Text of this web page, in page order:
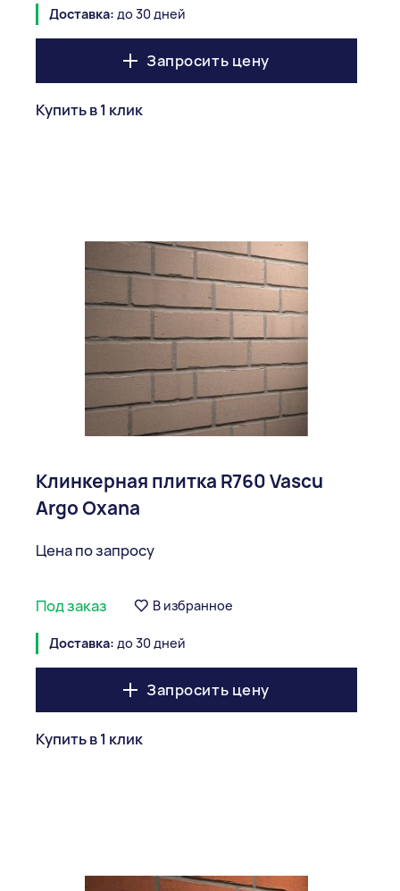
Доставка: до 30 дней
Запросить цену
Купить в 1 клик
Клинкерная плитка R760 Vascu
Argo Oxana
Цена по запросу
Под заказ В избранное
Доставка: до 30 дней
Запросить цену
Купить в 1 клик